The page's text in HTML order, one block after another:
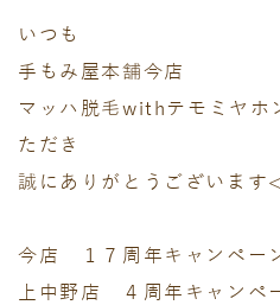
いつも
手もみ屋本舗今店
マッハ脱毛withテモミヤホ
ただき
誠にありがとうございま
今店 １７周年キャンペー
上中野店 ４周年キャンペ